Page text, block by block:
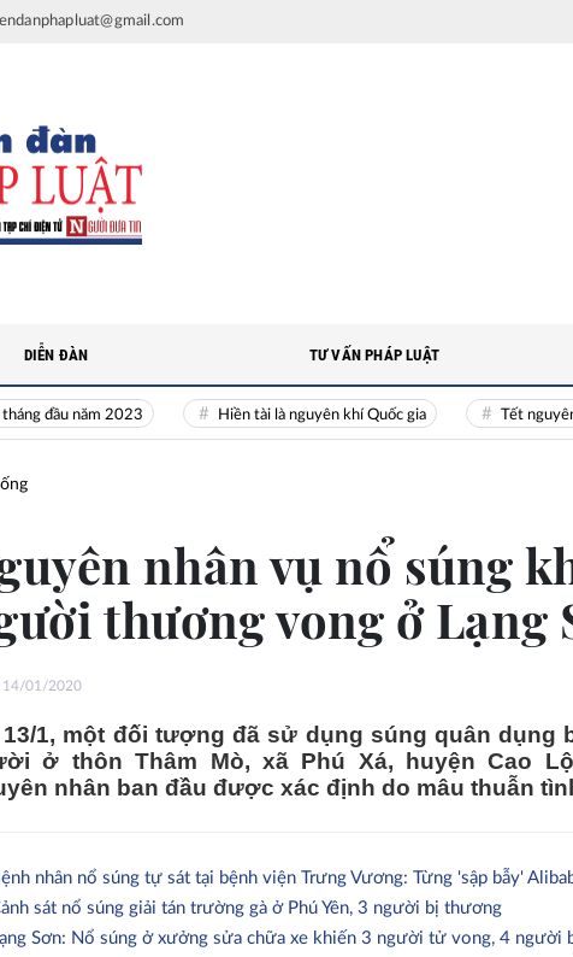
năm 2023 Hiền tài là nguyên khí Quốc gia Tết nguyên đán
DIỄN ĐÀN TƯ VẤN PHÁP LUẬT
nhân vụ nổ súng
thương vong ở Lạng
14/01/2020
1, một đối tượng đã sử dụng súng quân dụng
ở thôn Thâm Mò, xã Phú Xá, huyện Cao
nhân ban đầu được xác định do mâu thuẫn
nhân nổ súng tự sát tại bệnh viện Trưng Vương: Từng 'sập bẫy'
sát nổ súng giải tán trường gà ở Phú Yên, 3 người bị thương
Sơn: Nổ súng ở xưởng sửa chữa xe khiến 3 người tử vong, 4 người